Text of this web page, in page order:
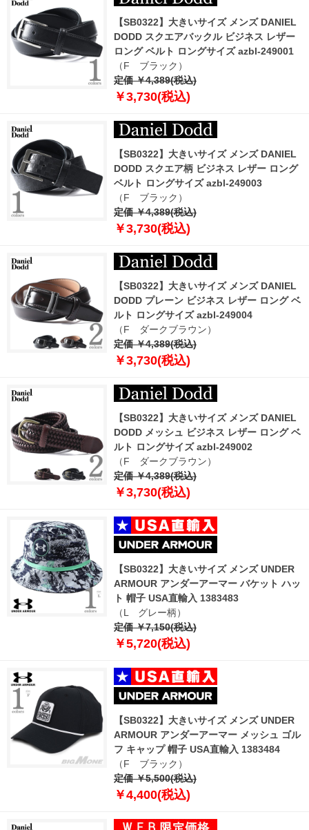
【SB0322】大きいサイズ メンズ DANIEL
DODD スクエアバックル ビジネス レザー
ロング ベルト ロングサイズ azbl-249001
（F ブラック）
定価 ￥4,389(税込)
￥3,730(税込)
【SB0322】大きいサイズ メンズ DANIEL
DODD スクエア柄 ビジネス レザー ロング
ベルト ロングサイズ azbl-249003
（F ブラック）
定価 ￥4,389(税込)
￥3,730(税込)
【SB0322】大きいサイズ メンズ DANIEL
DODD プレーン ビジネス レザー ロング ベ
ルト ロングサイズ azbl-249004
（F ダークブラウン）
定価 ￥4,389(税込)
￥3,730(税込)
【SB0322】大きいサイズ メンズ DANIEL
DODD メッシュ ビジネス レザー ロング ベ
ルト ロングサイズ azbl-249002
（F ダークブラウン）
定価 ￥4,389(税込)
￥3,730(税込)
【SB0322】大きいサイズ メンズ UNDER
ARMOUR アンダーアーマー バケット ハッ
ト 帽子 USA直輸入 1383483
（L グレー柄）
定価 ￥7,150(税込)
￥5,720(税込)
【SB0322】大きいサイズ メンズ UNDER
ARMOUR アンダーアーマー メッシュ ゴル
フ キャップ 帽子 USA直輸入 1383484
（F ブラック）
定価 ￥5,500(税込)
￥4,400(税込)